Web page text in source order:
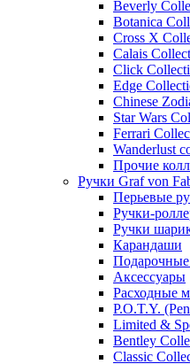
Beverly
Botanica
Cross X
Calais
Click
Edge
Chinese
Star Wars
Ferrari
Wanderlust
Прочие
Ручки Graf von
Перьевые
Ручки-
Ручки
Карандаши
Аксессуары
Расходные
P.O.T.Y.
Limited &
Bentley
Classic